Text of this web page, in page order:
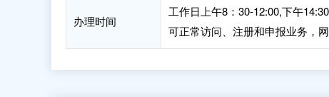
办理时间
工作日上午8：30-12:00,下午
可正常访问、注册和申报业务，